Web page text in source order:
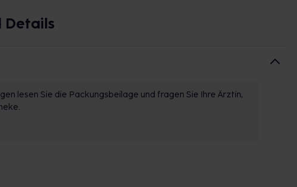
Details
lesen Sie die Packungsbeilage und fragen Sie Ihre Ärztin,